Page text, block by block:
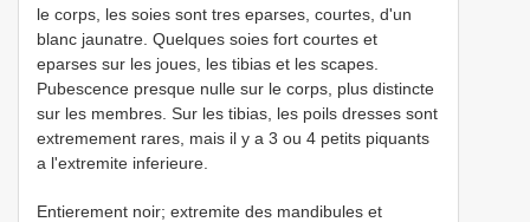
le corps, les soies sont tres eparses, courtes, d'un
blanc jaunatre. Quelques soies fort courtes et
eparses sur les joues, les tibias et les scapes.
Pubescence presque nulle sur le corps, plus distincte
sur les membres. Sur les tibias, les poils dresses sont
extremement rares, mais il y a 3 ou 4 petits piquants
a l'extremite inferieure.
Entierement noir; extremite des mandibules et